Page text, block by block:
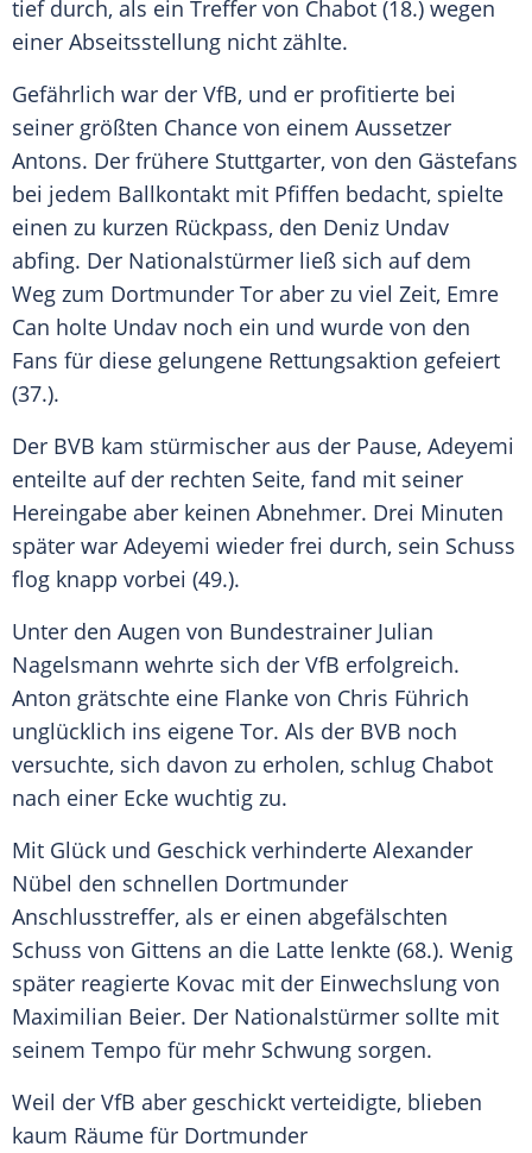
tief durch, als ein Treffer von Chabot (18.) wegen
einer Abseitsstellung nicht zählte.
Gefährlich war der VfB, und er profitierte bei
seiner größten Chance von einem Aussetzer
Antons. Der frühere Stuttgarter, von den Gästefans
bei jedem Ballkontakt mit Pfiffen bedacht, spielte
einen zu kurzen Rückpass, den Deniz Undav
abfing. Der Nationalstürmer ließ sich auf dem
Weg zum Dortmunder Tor aber zu viel Zeit, Emre
Can holte Undav noch ein und wurde von den
Fans für diese gelungene Rettungsaktion gefeiert
(37.).
Der BVB kam stürmischer aus der Pause, Adeyemi
enteilte auf der rechten Seite, fand mit seiner
Hereingabe aber keinen Abnehmer. Drei Minuten
später war Adeyemi wieder frei durch, sein Schuss
flog knapp vorbei (49.).
Unter den Augen von Bundestrainer Julian
Nagelsmann wehrte sich der VfB erfolgreich.
Anton grätschte eine Flanke von Chris Führich
unglücklich ins eigene Tor. Als der BVB noch
versuchte, sich davon zu erholen, schlug Chabot
nach einer Ecke wuchtig zu.
Mit Glück und Geschick verhinderte Alexander
Nübel den schnellen Dortmunder
Anschlusstreffer, als er einen abgefälschten
Schuss von Gittens an die Latte lenkte (68.). Wenig
später reagierte Kovac mit der Einwechslung von
Maximilian Beier. Der Nationalstürmer sollte mit
seinem Tempo für mehr Schwung sorgen.
Weil der VfB aber geschickt verteidigte, blieben
kaum Räume für Dortmunder